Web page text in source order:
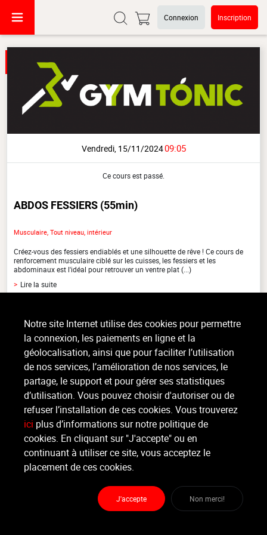
Connexion Inscription
Vendredi, 15/11/202409:05
Ce cours est passé.
ABDOS FESSIERS(55min)
Musculaire, Tout niveau, intérieur
Créez-vous des fessiers endiablés et une silhouette de rêve ! Ce cours de
renforcement musculaire ciblé sur les cuisses, les fessiers et les
abdominaux est l'idéal pour retrouver un ventre plat (...)
> Lire la suite
Organisateur
GYYM TONIC
Moniteur
Lucas SANCHEZ DIEZ
Lieu :GYYM TONIC
Rue Hanster 2 - 4900 Spa
Notre site Internet utilise des cookies pour permettre
la connexion, les paiements en ligne et la
géolocalisation, ainsi que pour faciliter l’utilisation
de nos services, l’amélioration de nos services, le
partage, le support et pour gérer ses statistiques
d’utilisation. Vous pouvez choisir d'autoriser ou de
refuser l’installation de ces cookies. Vous trouverez
ici plus d’informations sur notre politique de
cookies. En cliquant sur "J'accepte" ou en
continuant à utiliser ce site, vous acceptez le
placement de ces cookies.
J'accepte Non merci!